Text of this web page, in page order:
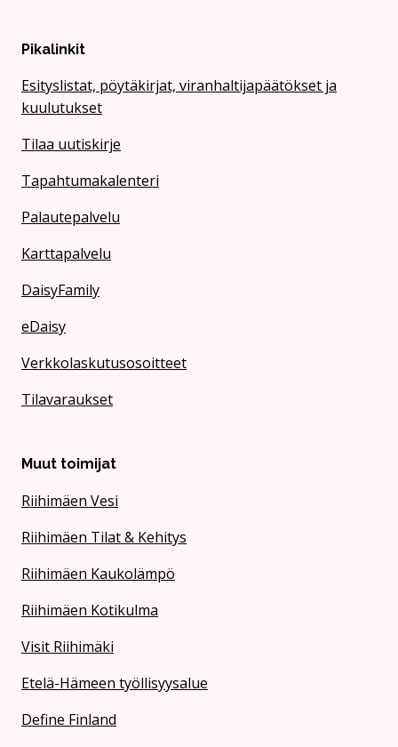
Pikalinkit
Esityslistat, pöytäkirjat, viranhaltijapäätökset ja
kuulutukset
Tilaa uutiskirje
Tapahtumakalenteri
Palautepalvelu
Karttapalvelu
DaisyFamily
eDaisy
Verkkolaskutusosoitteet
Tilavaraukset
Muut toimijat
Riihimäen Vesi
Riihimäen Tilat & Kehitys
Riihimäen Kaukolämpö
Riihimäen Kotikulma
Visit Riihimäki
Etelä-Hämeen työllisyysalue
Define Finland